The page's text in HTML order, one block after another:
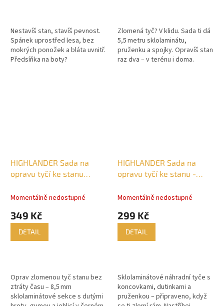
Nestavíš stan, stavíš pevnost.
Spánek uprostřed lesa, bez
mokrých ponožek a bláta uvnitř.
Předsíňka na boty?
Zlomená tyč? V klidu. Sada ti dá
5,5 metru sklolaminátu,
pruženku a spojky. Opravíš stan
raz dva – v terénu i doma.
HIGHLANDER Sada na
opravu tyčí ke stanu
Momentálně nedostupné
349 Kč
DETAIL
Oprav zlomenou tyč stanu bez
ztráty času – 8,5 mm
sklolaminátové sekce s dutými
HIGHLANDER Sada na
opravu tyčí ke stanu -
Momentálně nedostupné
299 Kč
DETAIL
Sklolaminátové náhradní tyče s
koncovkami, dutinkami a
pruženkou – připraveno, když